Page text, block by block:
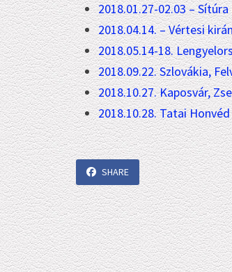
2018.01.27-02.03 –
2018.04.14. – Vértesi
2018.05.14-18.
2018.09.22. Szlovákia,
2018.10.27. Kaposvár,
2018.10.28. Tatai
SHARE